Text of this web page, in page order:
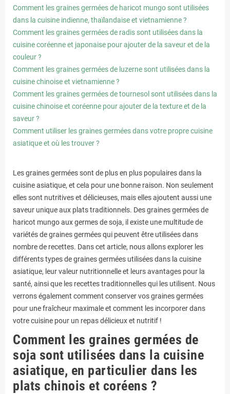
Comment les graines germées de haricot mungo sont utilisées
dans la cuisine indienne, thaïlandaise et vietnamienne ?
Comment les graines germées de radis sont utilisées dans la
cuisine coréenne et japonaise pour ajouter de la saveur et de la
couleur ?
Comment les graines germées de luzerne sont utilisées dans la
cuisine chinoise et vietnamienne ?
Comment les graines germées de tournesol sont utilisées dans la
cuisine chinoise et coréenne pour ajouter de la texture et de la
saveur ?
Comment utiliser les graines germées dans votre propre cuisine
asiatique et où les trouver ?
Les graines germées sont de plus en plus populaires dans la
cuisine asiatique, et cela pour une bonne raison. Non seulement
elles sont nutritives et délicieuses, mais elles ajoutent aussi une
saveur unique aux plats traditionnels. Des graines germées de
haricot mungo aux germes de soja, il existe une multitude de
variétés de graines germées qui peuvent être utilisées dans
nombre de recettes. Dans cet article, nous allons explorer les
différents types de graines germées utilisées dans la cuisine
asiatique, leur valeur nutritionnelle et leurs avantages pour la
santé, ainsi que les recettes traditionnelles qui les utilisent. Nous
verrons également comment conserver vos graines germées
pour une fraîcheur maximale et comment les incorporer dans
votre cuisine pour un repas délicieux et nutritif !
Comment les graines germées de
soja sont utilisées dans la cuisine
asiatique, en particulier dans les
plats chinois et coréens ?